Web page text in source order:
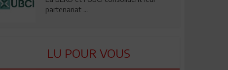
partenariat ...
LU POUR VOUS